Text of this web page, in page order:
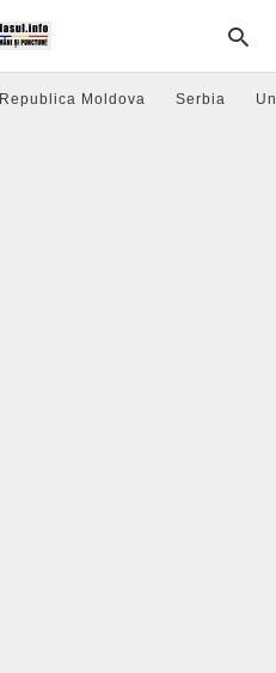
Republica Moldova Serbia